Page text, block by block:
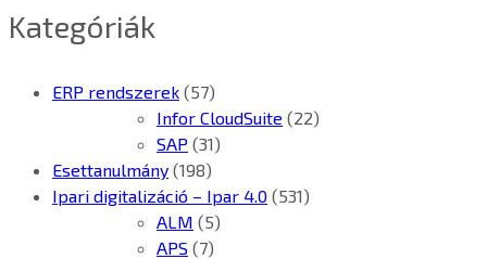
Kategóriák
ERP rendszerek (57)
Infor CloudSuite (22)
SAP (31)
Esettanulmány (198)
Ipari digitalizáció – Ipar 4.0 (531)
ALM (5)
APS (7)